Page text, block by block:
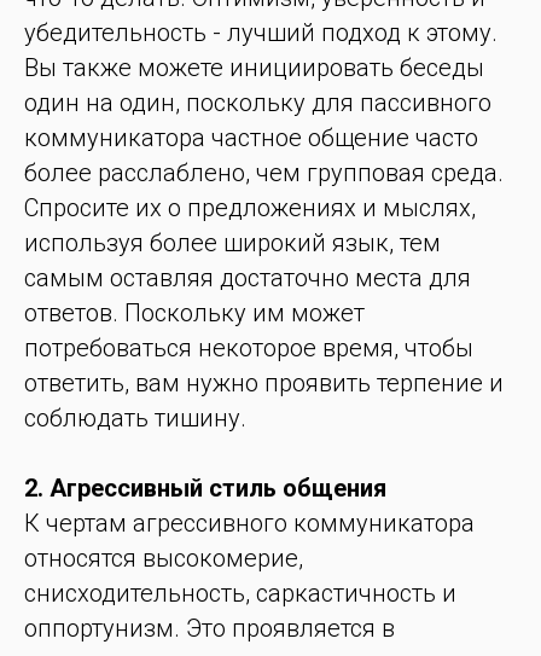
убедительность - лучший подход к этому.
Вы также можете инициировать беседы
один на один, поскольку для пассивного
коммуникатора частное общение часто
более расслаблено, чем групповая среда.
Спросите их о предложениях и мыслях,
используя более широкий язык, тем
самым оставляя достаточно места для
ответов. Поскольку им может
потребоваться некоторое время, чтобы
ответить, вам нужно проявить терпение и
соблюдать тишину.
2. Агрессивный стиль общения
К чертам агрессивного коммуникатора
относятся высокомерие,
снисходительность, саркастичность и
оппортунизм. Это проявляется в